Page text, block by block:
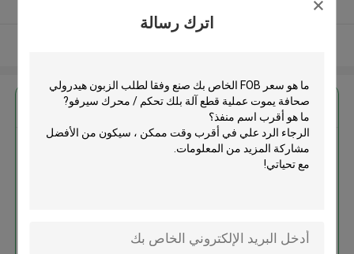
اترك رسالة
احصل على افضل سعر ل
صنع وفقا لطلب الزبون هيدرولي